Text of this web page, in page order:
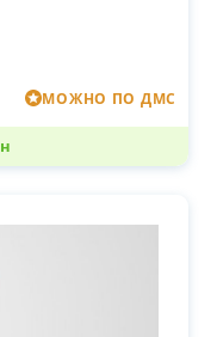
МОЖНО ПО ДМС